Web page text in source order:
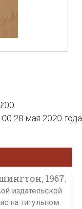
28 мая 2020 года
1967.
издательской
на титульном